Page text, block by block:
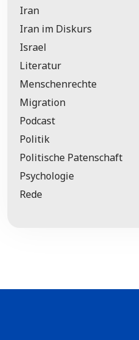
Iran
Iran im Diskurs
Israel
Literatur
Menschenrechte
Migration
Podcast
Politik
Politische Patenschaft
Psychologie
Rede